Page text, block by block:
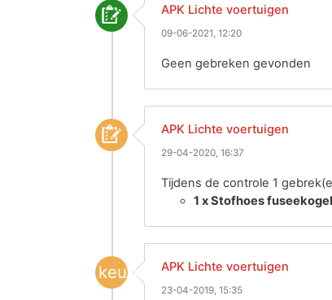
APK Lichte voertuigen
09-06-2021, 12:20
Geen gebreken gevonden
APK Lichte voertuigen
29-04-2020, 16:37
Tijdens de controle 1
1 x Stofhoes
keuring APK Lichte voertuigen
23-04-2019, 15:35